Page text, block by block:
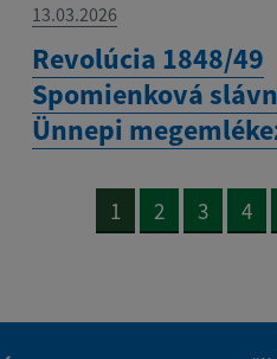
13.03.2026
Revolúcia 1848/49
Spomienková
Ünnepi
1 2 3 4